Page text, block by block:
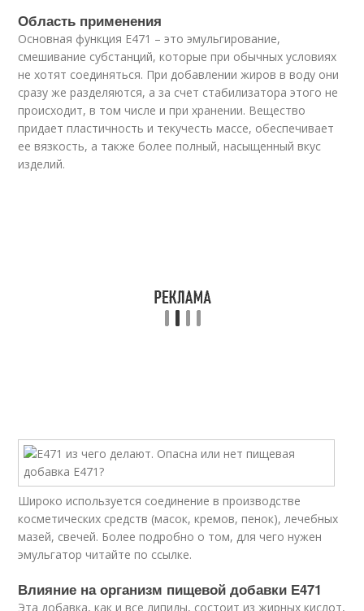
Область применения
Основная функция Е471 – это эмульгирование,
смешивание субстанций, которые при обычных условиях
не хотят соединяться. При добавлении жиров в воду они
сразу же разделяются, а за счет стабилизатора этого не
происходит, в том числе и при хранении. Вещество
придает пластичность и текучесть массе, обеспечивает
ее вязкость, а также более полный, насыщенный вкус
изделий.
Широко используется соединение в производстве
косметических средств (масок, кремов, пенок), лечебных
мазей, свечей. Более подробно о том, для чего нужен
эмульгатор читайте по ссылке.
Влияние на организм пищевой добавки Е471
Эта добавка, как и все липиды, состоит из жирных кислот,